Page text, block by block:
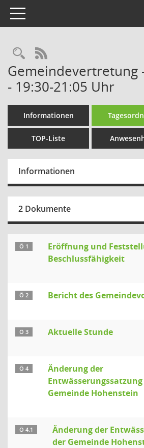
Toggle navigation
Rechercheauswahl
RSS-Feed
Gemeindevertretung
- 19:30-21:05 Uhr
Informationen
TOP-Liste
Informationen
2 Dokumente
Ö 1
Eröffnung und
Beschlussfähigkeit
Ö 2 Bericht des
Ö 3 Aktuelle Stunde
Ö 4
Änderung der
Gemeinde Hohenstein
Ö 4.1
Änderung der
der Gemeinde